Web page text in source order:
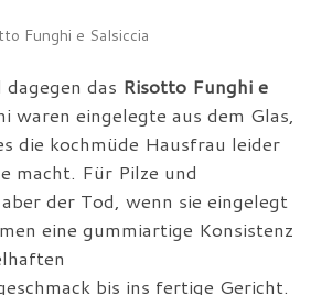
Funghi e Salsiccia
das Risotto Funghi e
waren eingelegte aus dem Glas,
die kochmüde Hausfrau leider
macht. Für Pilze und
der Tod, wenn sie eingelegt
eine gummiartige Konsistenz
bis ins fertige Gericht.